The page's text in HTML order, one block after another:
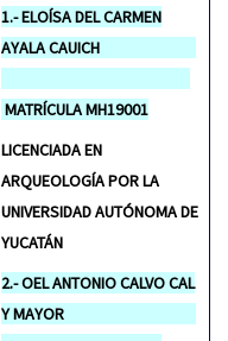
1.- ELOÍSA DEL CARMEN
AYALA CAUICH
MATRÍCULA MH19001
LICENCIADA EN
ARQUEOLOGÍA POR LA
UNIVERSIDAD AUTÓNOMA DE
YUCATÁN
2.- OEL ANTONIO CALVO CAL
Y MAYOR